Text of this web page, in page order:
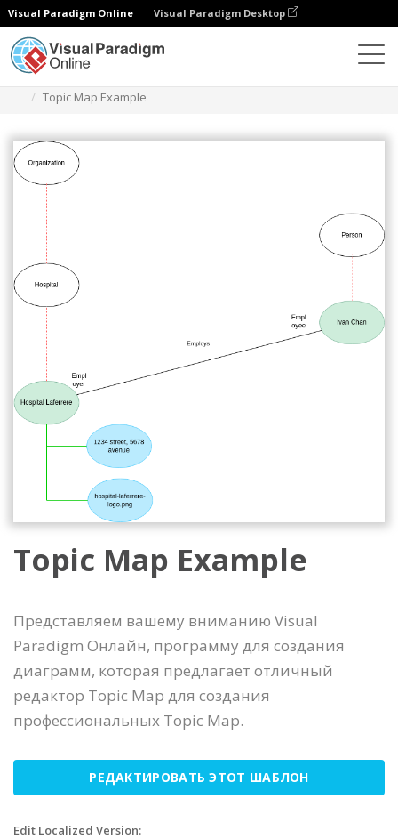
Visual Paradigm Online Visual Paradigm Desktop
Topic Map Example
Topic Map Example
Представляем вашему вниманию Visual
Paradigm Онлайн, программу для создания
диаграмм, которая предлагает отличный
редактор Topic Map для создания
профессиональных Topic Map.
РЕДАКТИРОВАТЬ ЭТОТ ШАБЛОН
Edit Localized Version: